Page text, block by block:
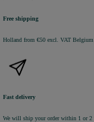
Free shipping
Holland from €50 excl. VATBelgium
Fast delivery
We will ship your order within 1 or